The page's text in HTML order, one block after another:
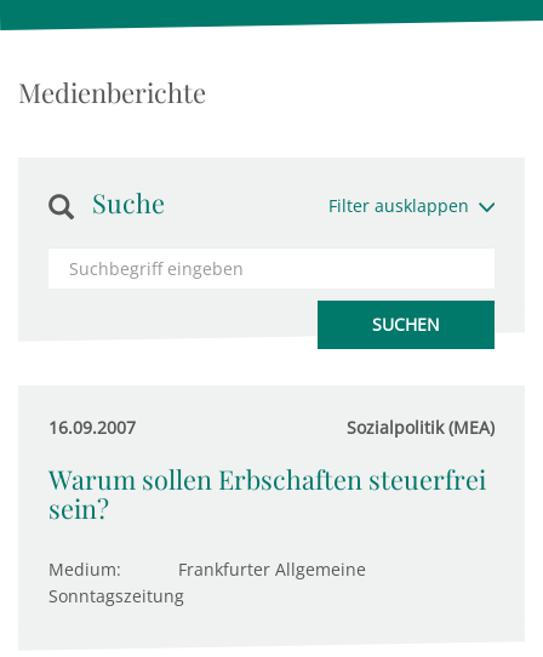
Medienberichte
Suche Filter ausklappen
16.09.2007 Sozialpolitik (MEA)
Warum sollen Erbschaften steuerfrei
sein?
Medium:
Frankfurter Allgemeine
Sonntagszeitung